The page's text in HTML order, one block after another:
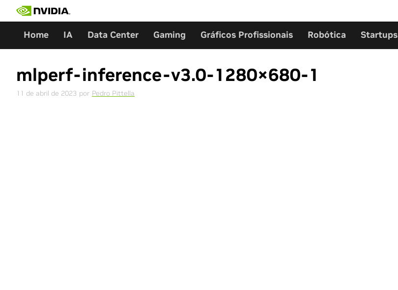
Home IA Data Center Gaming Gráficos Profissionais Robótica Startups
mlperf-inference-v3.0-1280×680-1
11 de abril de 2023 por Pedro Pittella